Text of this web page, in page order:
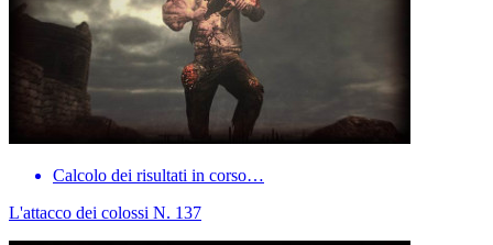
Calcolo dei risultati in corso…
L'attacco dei colossi N. 137